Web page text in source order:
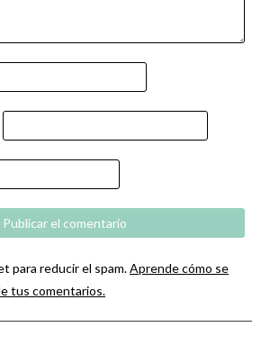
para reducir el spam.Aprende cómo se
tus comentarios.